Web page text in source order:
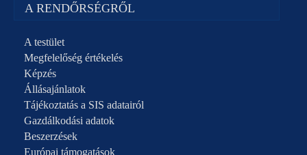
A RENDŐRSÉGRŐL
A testület
Megfelelőség értékelés
Képzés
Állásajánlatok
Tájékoztatás a SIS adatairól
Gazdálkodási adatok
Beszerzések
Európai támogatások